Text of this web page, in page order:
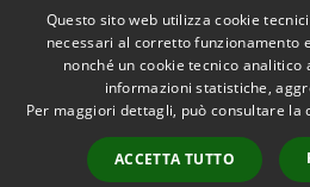
Accessibilità
Privacy
Mappa del sito
Questo sito web utilizza cookie
necessari al corretto funzionamento
nonché un cookie tecnico
informazioni statistiche,
Per maggiori dettagli, può consultare la
ACCETTA TUTTO